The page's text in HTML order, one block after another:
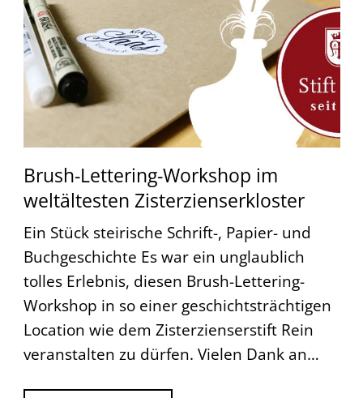
Brush-Lettering-Workshop im
weltältesten Zisterzienserkloster
Ein Stück steirische Schrift-, Papier- und
Buchgeschichte Es war ein unglaublich
tolles Erlebnis, diesen Brush-Lettering-
Workshop in so einer geschichtsträchtigen
Location wie dem Zisterzienserstift Rein
veranstalten zu dürfen. Vielen Dank an…